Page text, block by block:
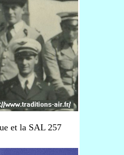
et la SAL 257